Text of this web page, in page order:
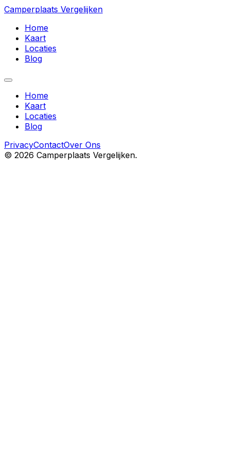
Camperplaats Vergelijken
Home
Kaart
Locaties
Blog
Home
Kaart
Locaties
Blog
PrivacyContactOver Ons
© 2026 Camperplaats Vergelijken.